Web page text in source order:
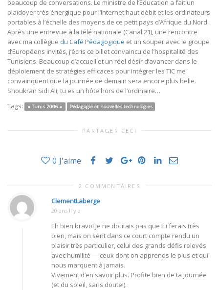
beaucoup de conversations. Le ministre de l’Éducation a fait un
plaidoyer très énergique pour l’Internet haut débit et les ordinateurs
portables à l’échelle des moyens de ce petit pays d’Afrique du Nord.
Après une entrevue à la télé nationale (Canal 21), une rencontre
avec ma collègue du Café Pédagogique et un souper avec le groupe
d’Européens invités, j’écris ce billet convaincu de l’hospitalité des
Tunisiens. Beaucoup d’accueil et un réel désir d’avancer dans le
déploiement de stratégies efficaces pour intégrer les TIC me
convainquent que la journée de demain sera encore plus belle.
Shoukran Sidi Ali; tu es un hôte hors de l’ordinaire…
Tags:
« Tunis 2006 » Pédagogie et nouvelles technologies
PARTAGER CECI
0 J'aime
2 COMMENTAIRES
ClementLaberge
20 ans Il y a
Eh bien bravo! Je ne doutais pas que tu ferais très
bien, mais on sent dans ce court compte rendu un
plaisir très particulier, celui des grands défis relevés
avec humilité — ceux dont on apprends le plus et qui
nous marquent à jamais.
Vivement d’en savoir plus. Profite bien de ta journée
(et du soleil, sans doute!).